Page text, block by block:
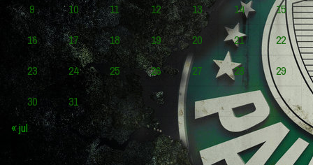
9
10 11 12 13 14
15
16
17 18 19 20 21
22
23
24 25 26 27 28
29
30
31
« jul